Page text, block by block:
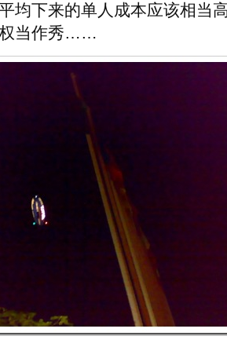
均下来的单人成本应该相当
权当作秀……